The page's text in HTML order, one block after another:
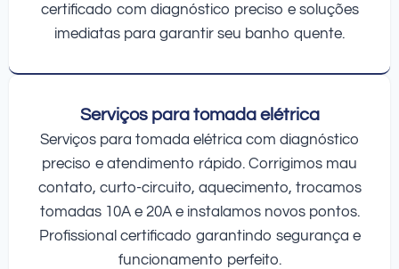
certificado com diagnóstico preciso e soluções
imediatas para garantir seu banho quente.
Serviços para tomada elétrica
Serviços para tomada elétrica com diagnóstico
preciso e atendimento rápido. Corrigimos mau
contato, curto-circuito, aquecimento, trocamos
tomadas 10A e 20A e instalamos novos pontos.
Profissional certificado garantindo segurança e
funcionamento perfeito.